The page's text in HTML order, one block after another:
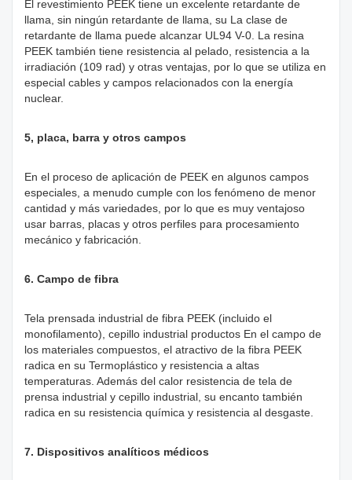
El revestimiento PEEK tiene un excelente retardante de
llama, sin ningún retardante de llama, su La clase de
retardante de llama puede alcanzar UL94 V-0. La resina
PEEK también tiene resistencia al pelado, resistencia a la
irradiación (109 rad) y otras ventajas, por lo que se utiliza en
especial cables y campos relacionados con la energía
nuclear.
5, placa, barra y otros campos
En el proceso de aplicación de PEEK en algunos campos
especiales, a menudo cumple con los fenómeno de menor
cantidad y más variedades, por lo que es muy ventajoso
usar barras, placas y otros perfiles para procesamiento
mecánico y fabricación.
6. Campo de fibra
Tela prensada industrial de fibra PEEK (incluido el
monofilamento), cepillo industrial productos En el campo de
los materiales compuestos, el atractivo de la fibra PEEK
radica en su Termoplástico y resistencia a altas
temperaturas. Además del calor resistencia de tela de
prensa industrial y cepillo industrial, su encanto también
radica en su resistencia química y resistencia al desgaste.
7. Dispositivos analíticos médicos